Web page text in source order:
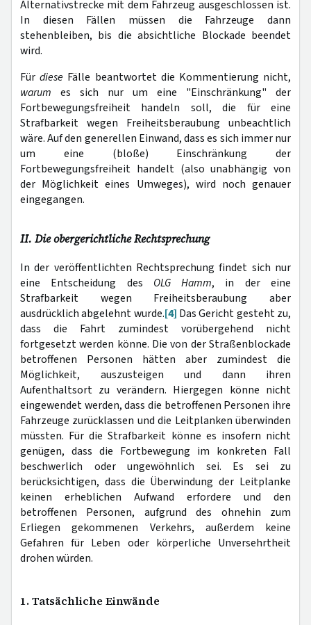
Alternativstrecke mit dem Fahrzeug ausgeschlossen ist.
In diesen Fällen müssen die Fahrzeuge dann
stehenbleiben, bis die absichtliche Blockade beendet
wird.
Fürdiese Fälle beantwortet die Kommentierung nicht,
warum es sich nur um eine "Einschränkung" der
Fortbewegungsfreiheit handeln soll, die für eine
Strafbarkeit wegen Freiheitsberaubung unbeachtlich
wäre. Auf den generellen Einwand, dass es sich immer nur
um eine (bloße) Einschränkung der
Fortbewegungsfreiheit handelt (also unabhängig von
der Möglichkeit eines Umweges), wird noch genauer
eingegangen.
II. Die obergerichtliche Rechtsprechung
In der veröffentlichten Rechtsprechung findet sich nur
eine Entscheidung des OLG Hamm, in der eine
Strafbarkeit wegen Freiheitsberaubung aber
ausdrücklich abgelehnt wurde.[4] Das Gericht gesteht zu,
dass die Fahrt zumindest vorübergehend nicht
fortgesetzt werden könne. Die von der Straßenblockade
betroffenen Personen hätten aber zumindest die
Möglichkeit, auszusteigen und dann ihren
Aufenthaltsort zu verändern. Hiergegen könne nicht
eingewendet werden, dass die betroffenen Personen ihre
Fahrzeuge zurücklassen und die Leitplanken überwinden
müssten. Für die Strafbarkeit könne es insofern nicht
genügen, dass die Fortbewegung im konkreten Fall
beschwerlich oder ungewöhnlich sei. Es sei zu
berücksichtigen, dass die Überwindung der Leitplanke
keinen erheblichen Aufwand erfordere und den
betroffenen Personen, aufgrund des ohnehin zum
Erliegen gekommenen Verkehrs, außerdem keine
Gefahren für Leben oder körperliche Unversehrtheit
drohen würden.
1. Tatsächliche Einwände